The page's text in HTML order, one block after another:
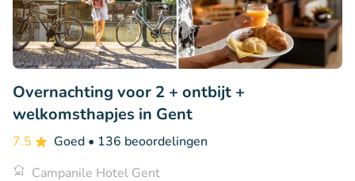
Overnachting voor 2 + ontbijt +
welkomsthapjes in Gent
7.5 Goed • 136 beoordelingen
Campanile Hotel Gent